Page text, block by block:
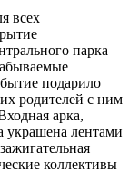
всех
парка
подарило
родителей с ним
арка,
украшена лентами
коллективы